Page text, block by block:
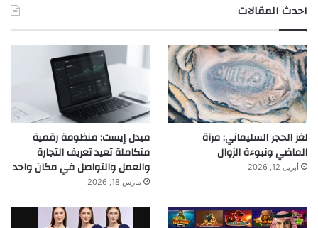
احدث المقالات
لغز الحجر السليماني: مرآة
الماضي ونبوءة الزوال
أبريل 12, 2026
ميدل إيست: منظومة رقمية
متكاملة تعيد تعريف التجارة
والعمل والتواصل في مكان واحد
مارس 18, 2026